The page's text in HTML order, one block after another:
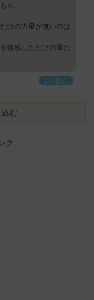
ん。
けの力量が無いのは
痛感しただけの章だ
返信
む
ク